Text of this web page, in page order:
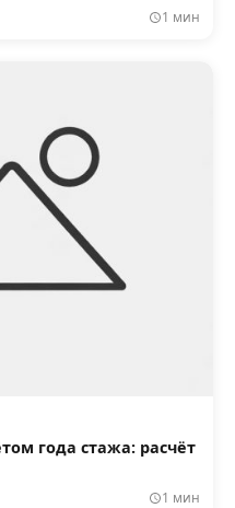
1 мин
года стажа: расчёт
1 мин